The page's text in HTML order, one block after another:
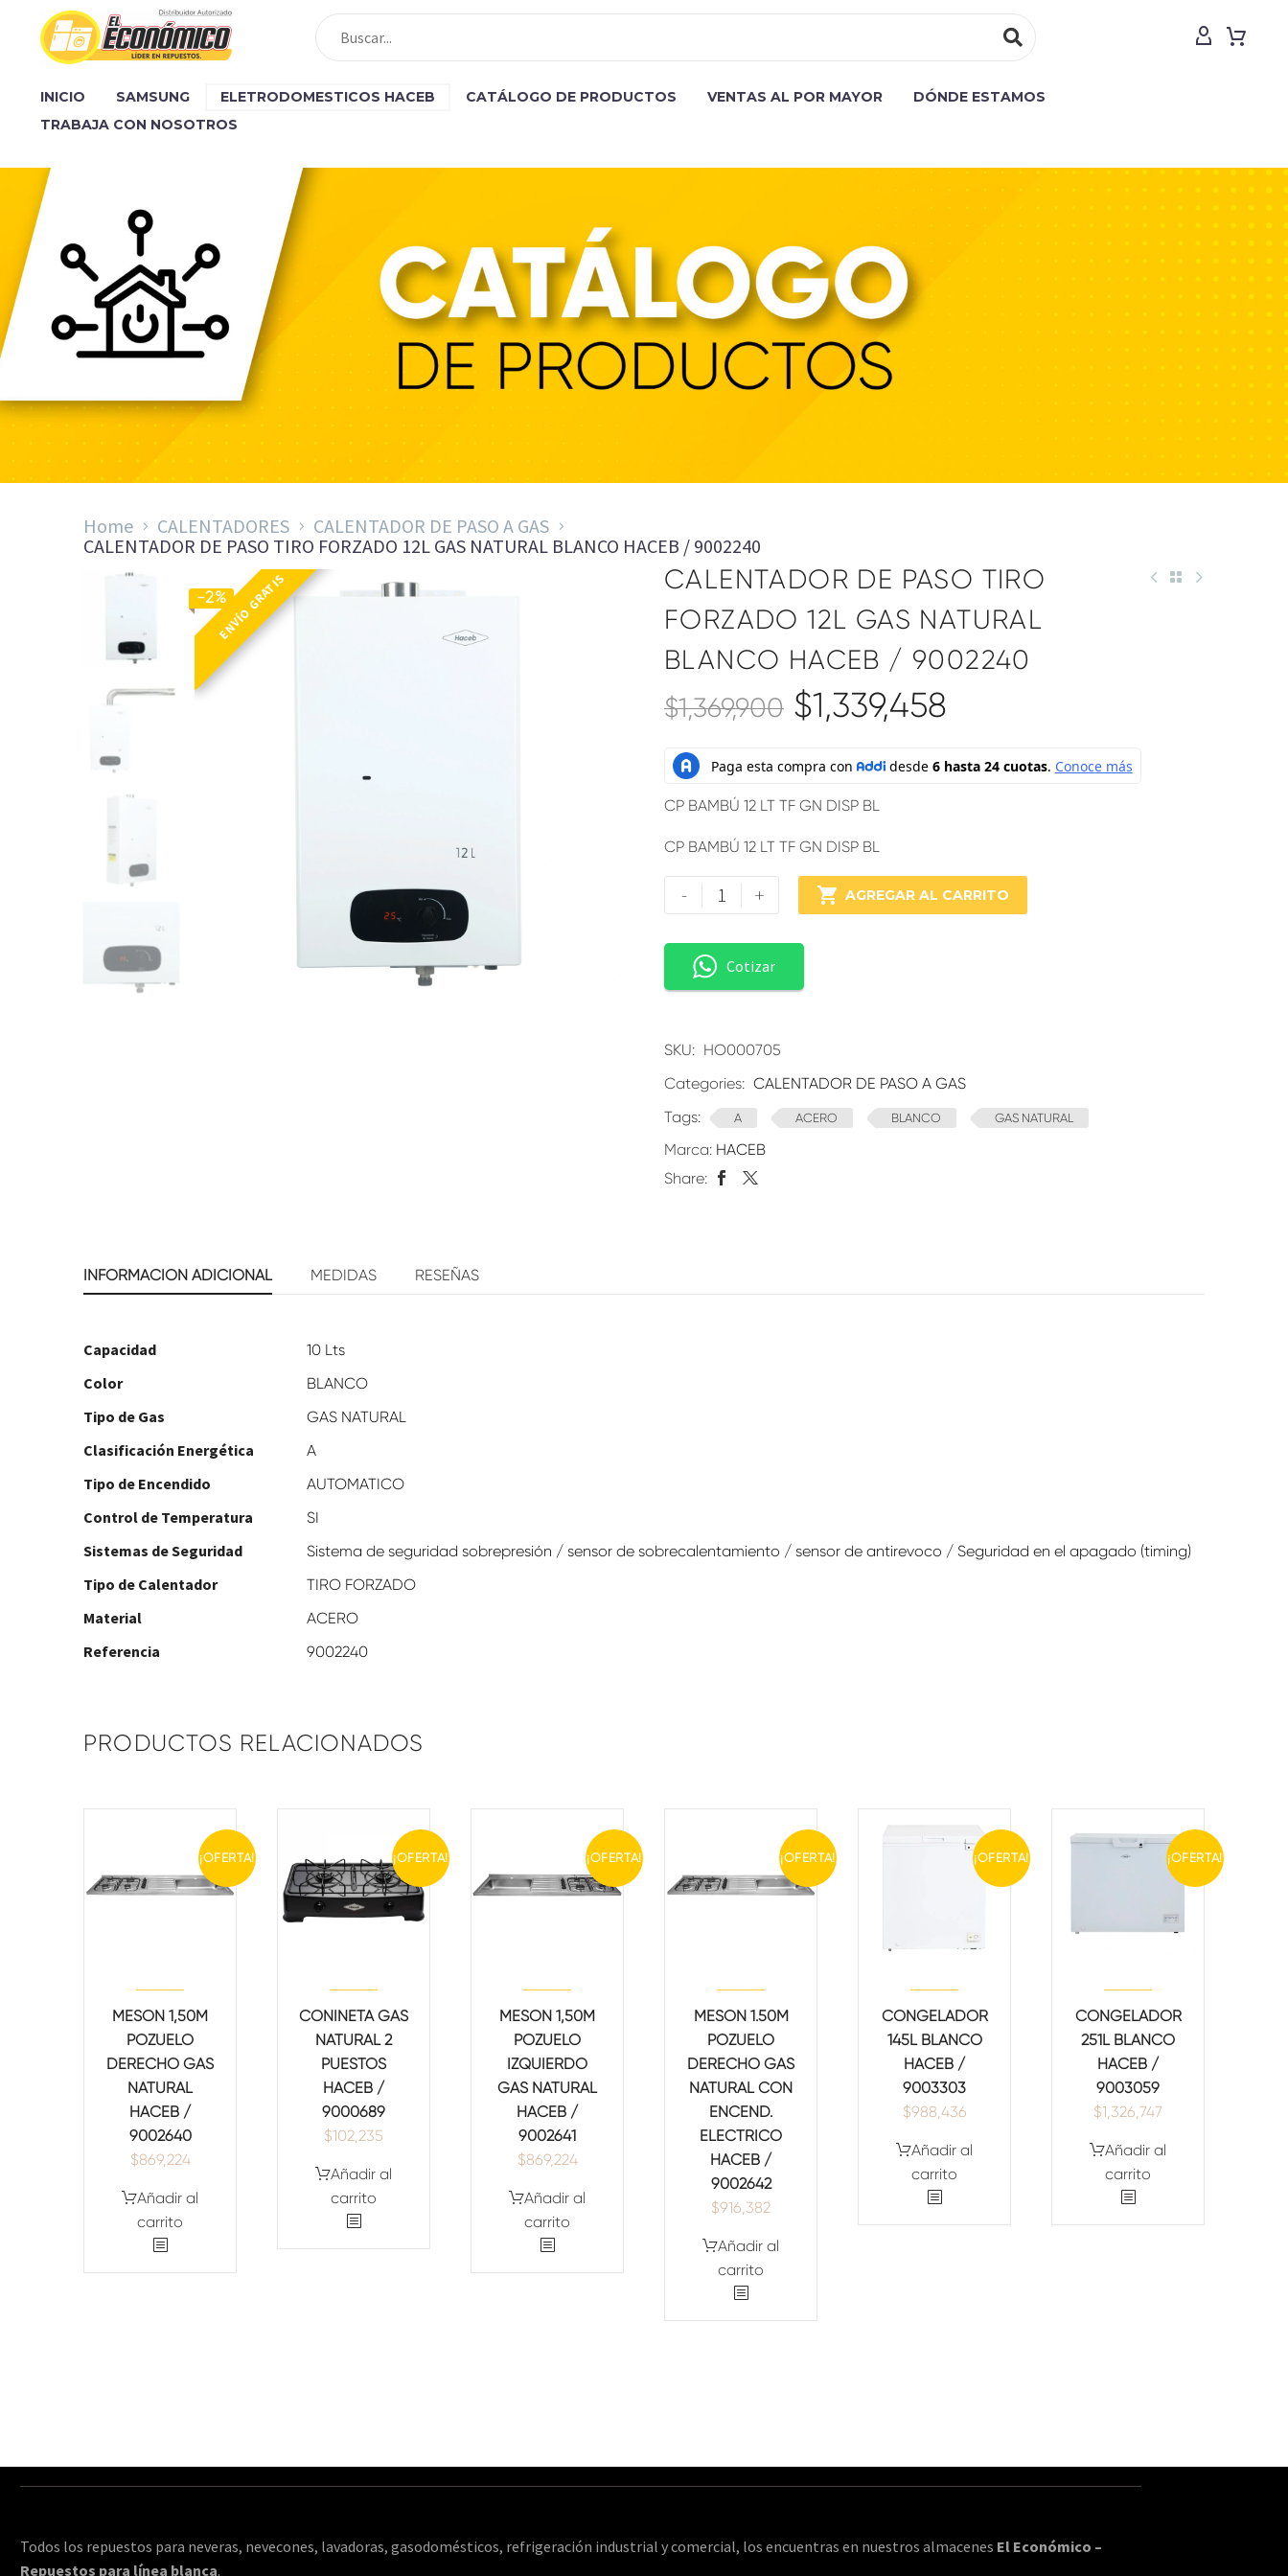
INICIO SAMSUNG ELETRODOMESTICOS HACEB CATÁLOGO DE PRODUCTOS VENTAS AL POR MAYOR
DÓNDE ESTAMOS
TRABAJA CON NOSOTROS
CP BAMBÚ 12 LT TF GN DISP BL
Home CALENTADORES
CALENTADOR DE PASO A GAS
CALENTADOR DE PASO TIRO FORZADO 12L GAS NATURAL BLANCO HACEB / 9002240
ENVÍO GRATIS
-2%
CALENTADOR DE PASO TIRO
FORZADO 12L GAS NATURAL
BLANCO HACEB / 9002240
$1,369,900 $1,339,458
CP BAMBÚ 12 LT TF GN DISP BL
CP BAMBÚ 12 LT TF GN DISP BL
- +  AGREGAR AL CARRITO
Cotizar
SKU: HO000705
Categories: CALENTADOR DE PASO A GAS
Tags:
A ACERO BLANCO GAS NATURAL
Marca: HACEB
Share:
INFORMACIÓN ADICIONAL MEDIDAS RESEÑAS
Capacidad 10 Lts
Color BLANCO
Tipo de Gas GAS NATURAL
Clasificación Energética A
Tipo de Encendido AUTOMATICO
Control de Temperatura SI
Sistemas de Seguridad Sistema de seguridad sobrepresión / sensor de sobrecalentamiento / sensor de antirevoco / Seguridad en el apagado (timing)
Tipo de Calentador TIRO FORZADO
Material ACERO
Referencia 9002240
PRODUCTOS RELACIONADOS
¡OFERTA!
MESON 1,50M
POZUELO
DERECHO GAS
NATURAL
HACEB /
9002640
$869,224
Añadir al
carrito
¡OFERTA!
CONINETA GAS
NATURAL 2
PUESTOS
HACEB /
9000689
$102,235
Añadir al
carrito
¡OFERTA!
MESON 1,50M
POZUELO
IZQUIERDO
GAS NATURAL
HACEB /
9002641
$869,224
Añadir al
carrito
¡OFERTA!
MESON 1.50M
POZUELO
DERECHO GAS
NATURAL CON
ENCEND.
ELECTRICO
HACEB /
9002642
$916,382
Añadir al
carrito
¡OFERTA!
CONGELADOR
145L BLANCO
HACEB /
9003303
$988,436
Añadir al
carrito
¡OFERTA!
CONGELADOR
251L BLANCO
HACEB /
9003059
$1,326,747
Añadir al
carrito
Todos los repuestos para neveras, nevecones, lavadoras, gasodomésticos, refrigeración industrial y comercial, los encuentras en nuestros almacenes El Económico –
Repuestos para línea blanca.